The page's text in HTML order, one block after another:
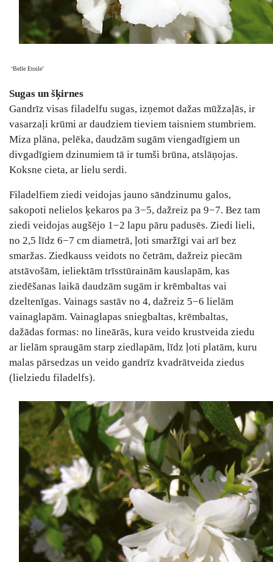
‘Belle Etoile’
Sugas un šķirnes
Gandrīz visas filadelfu sugas, izņemot dažas mūžzaļās, ir
vasarzaļi krūmi ar daudziem tieviem taisniem stumbriem.
Miza plāna, pelēka, daudzām sugām viengadīgiem un
divgadīgiem dzinumiem tā ir tumši brūna, atslāņojas.
Koksne cieta, ar lielu serdi.
Filadelfiem ziedi veidojas jauno sāndzinumu galos,
sakopoti nelielos ķekaros pa 3−5, dažreiz pa 9−7. Bez tam
ziedi veidojas augšējo 1−2 lapu pāru padusēs. Ziedi lieli,
no 2,5 līdz 6−7 cm diametrā, ļoti smaržīgi vai arī bez
smaržas. Ziedkauss veidots no četrām, dažreiz piecām
atstāvošām, ieliektām trīsstūrainām kauslapām, kas
ziedēšanas laikā daudzām sugām ir krēmbaltas vai
dzeltenīgas. Vainags sastāv no 4, dažreiz 5−6 lielām
vainaglapām. Vainaglapas sniegbaltas, krēmbaltas,
dažādas formas: no lineārās, kura veido krustveida ziedu
ar lielām spraugām starp ziedlapām, līdz ļoti platām, kuru
malas pārsedzas un veido gandrīz kvadrātveida ziedus
(lielziedu filadelfs).